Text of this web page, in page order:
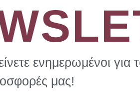
ενημερωμένοι για
μας!